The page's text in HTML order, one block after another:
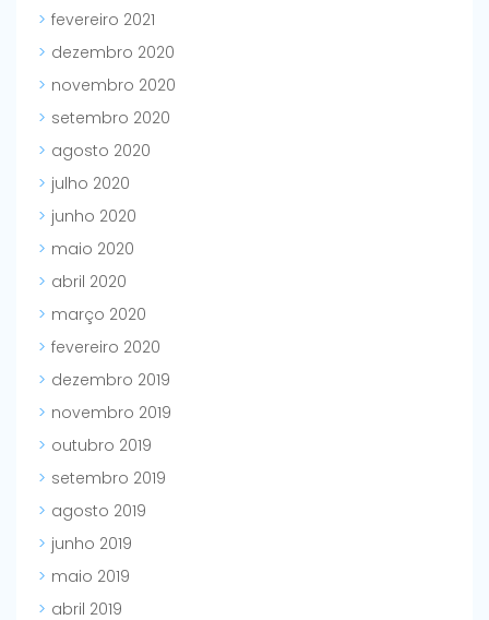
fevereiro 2021
dezembro 2020
novembro 2020
setembro 2020
agosto 2020
julho 2020
junho 2020
maio 2020
abril 2020
março 2020
fevereiro 2020
dezembro 2019
novembro 2019
outubro 2019
setembro 2019
agosto 2019
junho 2019
maio 2019
abril 2019